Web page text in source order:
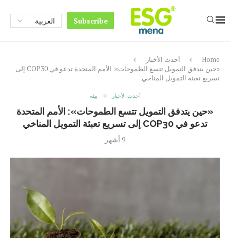
Subscribe
Home
أحدث الأخبار
«حين يتدفق التمويل تتسع الطموحات»: الأمم المتحدة تدعو في COP30 إلى
تسريع تعبئة التمويل المناخي
أحدث الأخبار بيئة
«حين يتدفق التمويل تتسع الطموحات»: الأمم المتحدة
تدعو في COP30 إلى تسريع تعبئة التمويل المناخي
9 أشهر